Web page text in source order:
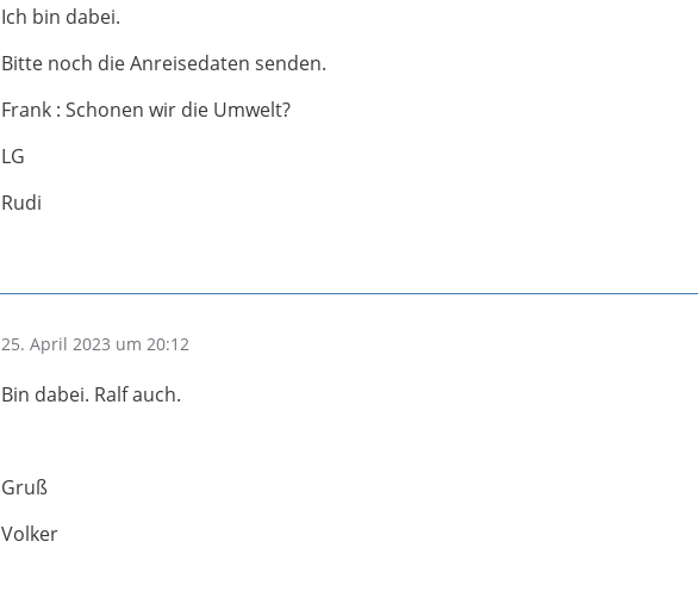
Ich bin dabei.
Bitte noch die Anreisedaten senden.
Frank : Schonen wir die Umwelt?
LG
Rudi
25. April 2023 um 20:12
Bin dabei. Ralf auch.
Gruß
Volker